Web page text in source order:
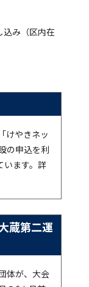
込み（区内在
けやきネッ
の申込を利
います。詳
蔵第二運
体が、大会